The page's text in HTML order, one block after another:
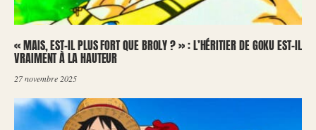
« MAIS, EST-IL PLUS FORT QUE BROLY ? » : L’HÉRITIER DE GOKU EST-IL
VRAIMENT À LA HAUTEUR
27 novembre 2025